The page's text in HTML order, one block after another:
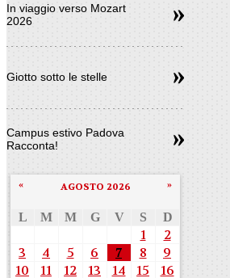
In viaggio verso Mozart
2026
Giotto sotto le stelle
Campus estivo Padova
Racconta!
AGOSTO 2026
« »
L M M G V S D
1
2
3
4 5 6 7 8
9
10
11 12 13 14 15 16